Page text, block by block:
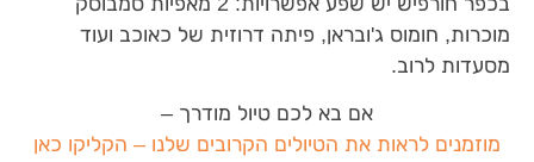
מוכרות, חומוס ג'ובראן, פיתה דרוזית של כאוכב ועוד
מסעדות לרוב.
אם בא לכם טיול מודרך –
מוזמנים לראות את הטיולים הקרובים שלנו – הקליקו כאן